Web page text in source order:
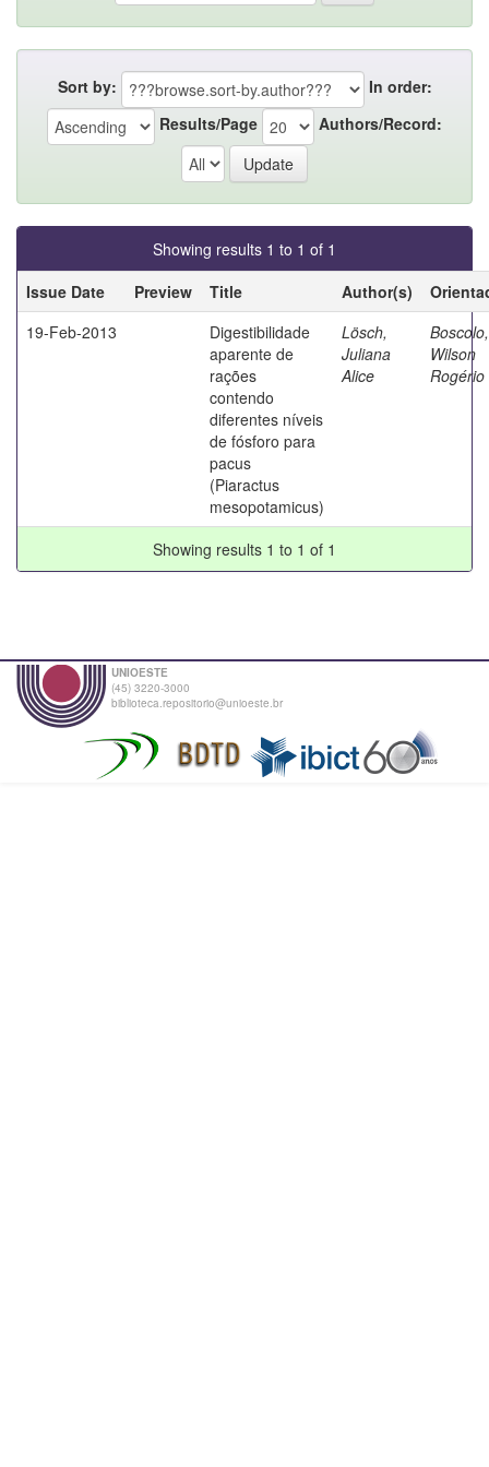
Sort by:
In order:
Results/Page
Authors/Record:
Showing results 1 to 1 of 1
Issue Date
Preview Title Author(s)
19-Feb-2013
Digestibilidade
aparente de
rações
contendo
diferentes níveis
de fósforo para
pacus
(Piaractus
mesopotamicus)
Lösch,
Juliana
Alice
Boscolo,
Wilson
Rogério
Showing results 1 to 1 of 1
UNIOESTE
(45) 3220-3000
biblioteca.repositorio@unioeste.br